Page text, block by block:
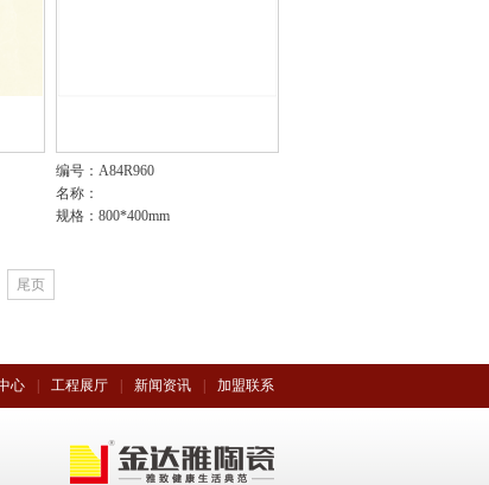
编号：A84R960
名称：
规格：800*400mm
尾页
心 工程展厅 新闻资讯 加盟联系